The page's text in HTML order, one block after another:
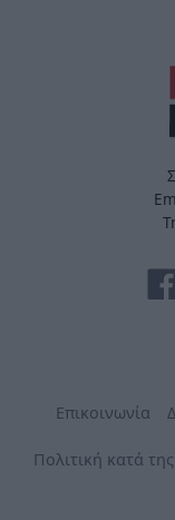
Επικοινωνία
Πολιτική κατά